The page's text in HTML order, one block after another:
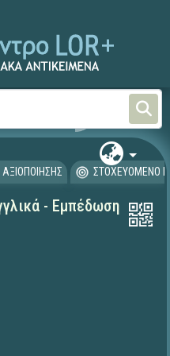
Μαθαίνουμε στο Σπίτι
ΑΞΙΟΠΟΙΗΣΗΣ ΣΤΟΧΕΥΟΜΕΝΟ
- Εμπέδωση